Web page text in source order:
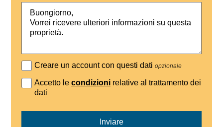
Creare un account con questi datiopzionale
Accetto lecondizioni relative al trattamento dei
dati
Inviare